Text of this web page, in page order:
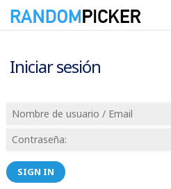
Iniciar sesión
SIGN IN